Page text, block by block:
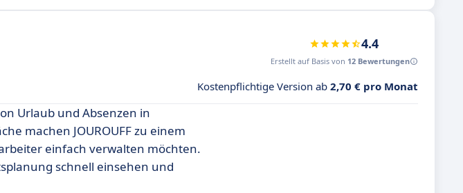
4.4
Erstellt auf Basis von 12 Bewertungen
Kostenpflichtige Version ab 2,70 € pro Monat
Urlaub und Absenzen in
machen JOUROUFF zu einem
einfach verwalten möchten.
schnell einsehen und